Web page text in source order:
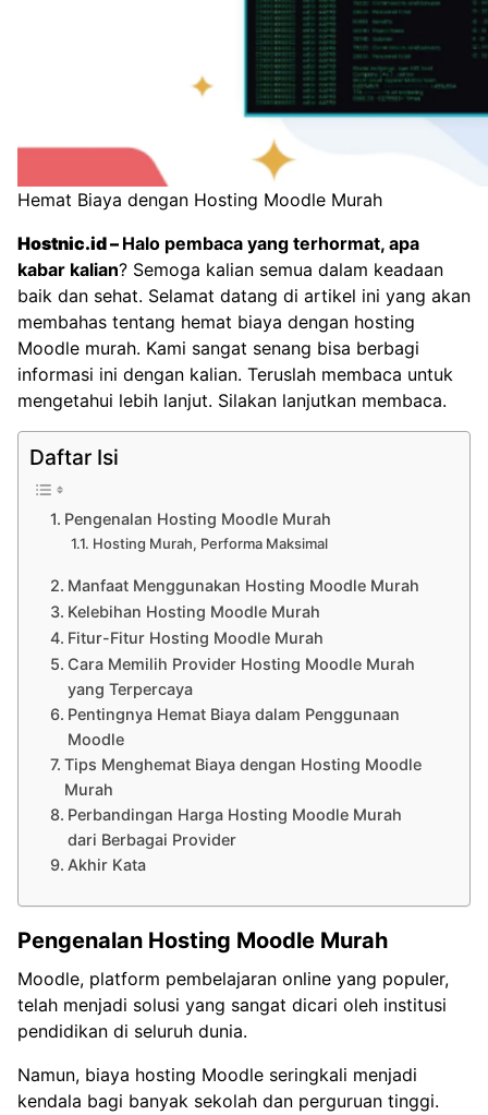
Hemat Biaya dengan Hosting Moodle Murah
Hostnic.id– Halo pembaca yang terhormat, apa
kabar kalian? Semoga kalian semua dalam keadaan
baik dan sehat. Selamat datang di artikel ini yang akan
membahas tentang hemat biaya dengan hosting
Moodle murah. Kami sangat senang bisa berbagi
informasi ini dengan kalian. Teruslah membaca untuk
mengetahui lebih lanjut. Silakan lanjutkan membaca.
Daftar Isi
Pengenalan Hosting Moodle Murah
Hosting Murah, Performa Maksimal
Manfaat Menggunakan Hosting Moodle Murah
Kelebihan Hosting Moodle Murah
Fitur-Fitur Hosting Moodle Murah
Cara Memilih Provider Hosting Moodle Murah
yang Terpercaya
Pentingnya Hemat Biaya dalam Penggunaan
Moodle
Tips Menghemat Biaya dengan Hosting Moodle
Murah
Perbandingan Harga Hosting Moodle Murah
dari Berbagai Provider
Akhir Kata
Pengenalan Hosting Moodle Murah
Moodle, platform pembelajaran online yang populer,
telah menjadi solusi yang sangat dicari oleh institusi
pendidikan di seluruh dunia.
Namun, biaya hosting Moodle seringkali menjadi
kendala bagi banyak sekolah dan perguruan tinggi.